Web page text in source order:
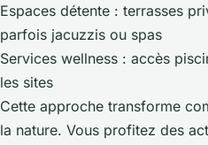
Espaces détente : terrasses
parfois jacuzzis ou spas
Services wellness : accès
les sites
Cette approche transforme
la nature. Vous profitez des